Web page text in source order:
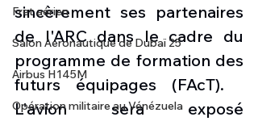
Fret aérien
Salon Aéronautique de Dubaï 25
Airbus H145M
Opération militaire au Vénézuela
sincèrement ses partenaires
de l'ARC dans le cadre du
programme de formation des
futurs équipages (FAcT).
L'avion sera exposé